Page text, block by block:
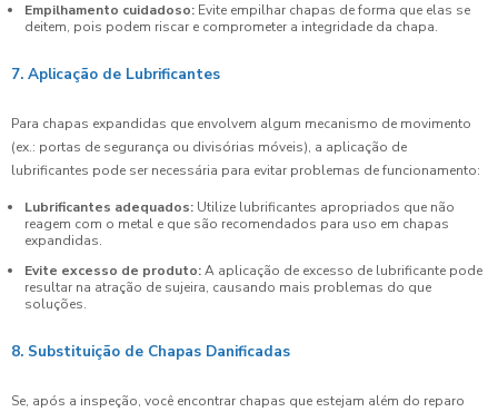
Empilhamento cuidadoso: Evite empilhar chapas de forma que elas se
deitem, pois podem riscar e comprometer a integridade da chapa.
7. Aplicação de Lubrificantes
Para chapas expandidas que envolvem algum mecanismo de movimento
(ex.: portas de segurança ou divisórias móveis), a aplicação de
lubrificantes pode ser necessária para evitar problemas de funcionamento:
Lubrificantes adequados: Utilize lubrificantes apropriados que não
reagem com o metal e que são recomendados para uso em chapas
expandidas.
Evite excesso de produto:A aplicação de excesso de lubrificante pode
resultar na atração de sujeira, causando mais problemas do que
soluções.
8. Substituição de Chapas Danificadas
Se, após a inspeção, você encontrar chapas que estejam além do reparo